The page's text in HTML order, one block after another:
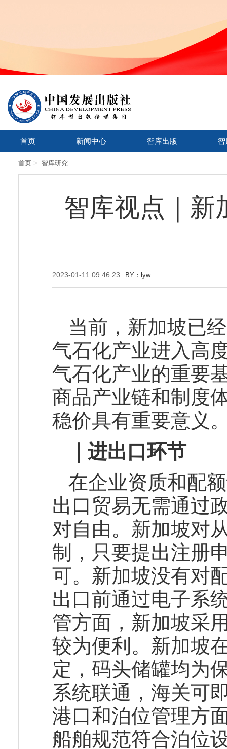
首页 新闻中心 智库出版
首页 > 智库研究
智库视点｜新
2023-01-11 09:46:23 BY：lyw
当前，新加坡已
气石化产业进入高
气石化产业的重要
商品产业链和制度
稳价具有重要意义
｜进出口环节
在企业资质和配
出口贸易无需通过
对自由。新加坡对
制，只要提出注册
可。新加坡没有对
出口前通过电子系
管方面，新加坡采
较为便利。新加坡
定，码头储罐均为
系统联通，海关可
港口和泊位管理方
船舶规范符合泊位